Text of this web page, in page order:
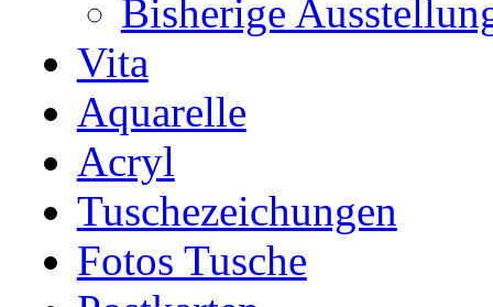
Bisherige
Vita
Aquarelle
Acryl
Tuschezeichungen
Fotos Tusche